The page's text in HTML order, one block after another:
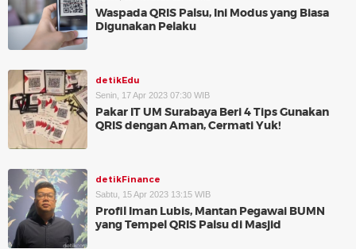
Waspada QRIS Palsu, Ini Modus yang Biasa
Digunakan Pelaku
detikEdu
Senin, 17 Apr 2023 07:30 WIB
Pakar IT UM Surabaya Beri 4 Tips Gunakan
QRIS dengan Aman, Cermati Yuk!
detikFinance
Sabtu, 15 Apr 2023 13:15 WIB
Profil Iman Lubis, Mantan Pegawai BUMN
yang Tempel QRIS Palsu di Masjid